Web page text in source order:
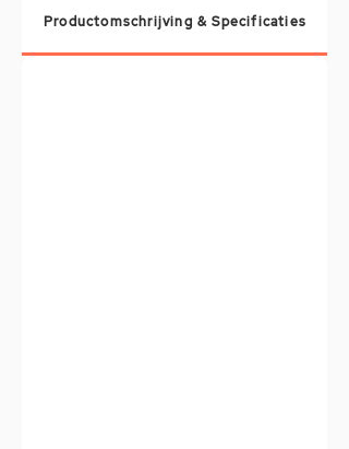
Productomschrijving & Specificaties